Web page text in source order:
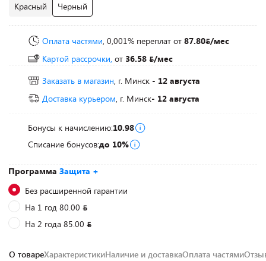
Программа Защита +
Без расширенной гарантии
На 1 год 80.00
На 2 года 85.00
Красный Черный
Оплата частями, 0,001% переплат от 87.80 /мес
Картой рассрочки, от 36.58
/мес
Заказать в магазин, г. Минск - 12 августа
Доставка курьером, г. Минск- 12 августа
Бонусы к начислению:10.98
Списание бонусов:до 10%
О товареХарактеристикиНаличие и доставкаОплата частями